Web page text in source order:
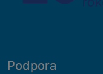
Podpora